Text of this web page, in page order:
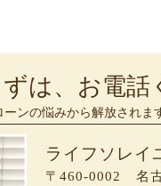
は、お電話
ンの悩みから解放されま
ライフソレイ
〒460-0002 名